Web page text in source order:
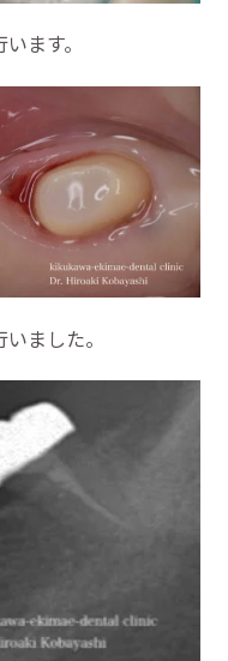
ます。
ました。